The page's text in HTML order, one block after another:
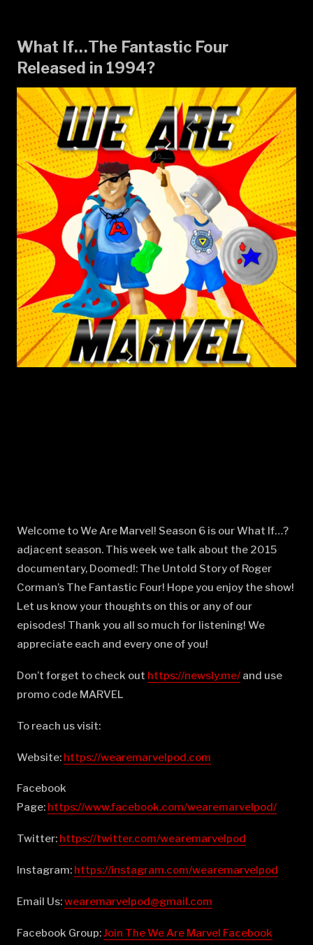
What If…The Fantastic Four
Released in 1994?
Welcome to We Are Marvel! Season 6 is our What If…?
adjacent season. This week we talk about the 2015
documentary, Doomed!: The Untold Story of Roger
Corman’s The Fantastic Four! Hope you enjoy the show!
Let us know your thoughts on this or any of our
episodes! Thank you all so much for listening! We
appreciate each and every one of you!
Don’t forget to check out ⁠⁠⁠⁠⁠⁠⁠⁠⁠⁠⁠⁠⁠⁠⁠⁠⁠⁠⁠⁠⁠⁠⁠⁠⁠⁠⁠⁠⁠⁠⁠⁠⁠⁠⁠⁠⁠⁠⁠⁠⁠⁠⁠⁠⁠⁠⁠⁠⁠⁠⁠⁠https://newsly.me/⁠⁠⁠⁠⁠⁠⁠⁠⁠⁠⁠⁠⁠⁠⁠⁠⁠⁠⁠⁠⁠⁠⁠⁠⁠⁠⁠⁠⁠⁠⁠⁠⁠⁠⁠⁠⁠⁠⁠⁠⁠⁠⁠⁠⁠⁠⁠⁠⁠⁠⁠⁠ and use
promo code MARVEL
To reach us visit:
Website: ⁠⁠⁠⁠⁠⁠⁠⁠⁠⁠⁠⁠⁠⁠⁠⁠⁠⁠⁠⁠⁠⁠⁠⁠⁠⁠⁠⁠⁠⁠⁠⁠⁠⁠⁠⁠⁠⁠⁠⁠⁠⁠⁠⁠⁠⁠⁠⁠⁠⁠⁠⁠https://wearemarvelpod.com⁠⁠⁠⁠⁠⁠⁠⁠⁠⁠⁠⁠⁠⁠⁠⁠⁠⁠⁠⁠⁠⁠⁠⁠⁠⁠⁠⁠⁠⁠⁠⁠⁠⁠⁠⁠⁠⁠⁠⁠⁠⁠⁠⁠⁠⁠⁠⁠⁠⁠⁠⁠
Facebook
Page: ⁠⁠⁠⁠⁠⁠⁠⁠⁠⁠⁠⁠⁠⁠⁠⁠⁠⁠⁠⁠⁠⁠⁠⁠⁠⁠⁠⁠⁠⁠⁠⁠⁠⁠⁠⁠⁠⁠⁠⁠⁠⁠⁠⁠⁠⁠⁠⁠⁠⁠⁠⁠https://www.facebook.com/wearemarvelpod/⁠⁠⁠⁠⁠⁠⁠⁠⁠⁠⁠⁠⁠⁠⁠⁠⁠⁠⁠⁠⁠⁠⁠⁠⁠⁠⁠⁠⁠⁠⁠⁠⁠⁠⁠⁠⁠⁠⁠⁠⁠⁠⁠⁠⁠⁠⁠⁠⁠⁠⁠⁠
Twitter: ⁠⁠⁠⁠⁠⁠⁠⁠⁠⁠⁠⁠⁠⁠⁠⁠⁠⁠⁠⁠⁠⁠⁠⁠⁠⁠⁠⁠⁠⁠⁠⁠⁠⁠⁠⁠⁠⁠⁠⁠⁠⁠⁠⁠⁠⁠⁠⁠⁠⁠⁠⁠https://twitter.com/wearemarvelpod⁠⁠⁠⁠⁠⁠⁠⁠⁠⁠⁠⁠⁠⁠⁠⁠⁠⁠⁠⁠⁠⁠⁠⁠⁠⁠⁠⁠⁠⁠⁠⁠⁠⁠⁠⁠⁠⁠⁠⁠⁠⁠⁠⁠⁠⁠⁠⁠⁠⁠⁠⁠
Instagram: ⁠⁠⁠⁠⁠⁠⁠⁠⁠⁠⁠⁠⁠⁠⁠⁠⁠⁠⁠⁠⁠⁠⁠⁠⁠⁠⁠⁠⁠⁠⁠⁠⁠⁠⁠⁠⁠⁠⁠⁠⁠⁠⁠⁠⁠⁠⁠⁠⁠⁠⁠⁠https://instagram.com/wearemarvelpod⁠⁠⁠⁠⁠⁠⁠⁠⁠⁠⁠⁠⁠⁠⁠⁠⁠⁠⁠⁠⁠⁠⁠⁠⁠⁠⁠⁠⁠⁠⁠⁠⁠⁠⁠⁠⁠⁠⁠⁠⁠⁠⁠⁠⁠⁠⁠⁠⁠⁠⁠⁠
Email Us:⁠⁠⁠⁠⁠⁠⁠⁠⁠⁠⁠⁠⁠⁠⁠⁠⁠⁠⁠⁠⁠⁠⁠⁠⁠⁠⁠⁠⁠⁠⁠⁠⁠⁠⁠⁠⁠⁠⁠⁠⁠⁠⁠⁠⁠⁠⁠⁠⁠⁠⁠⁠wearemarvelpod@gmail.com⁠⁠⁠⁠⁠⁠⁠⁠⁠⁠⁠⁠⁠⁠⁠⁠⁠⁠⁠⁠⁠⁠⁠⁠⁠⁠⁠⁠⁠⁠⁠⁠⁠⁠⁠⁠⁠⁠⁠⁠⁠⁠⁠⁠⁠⁠⁠⁠⁠⁠⁠⁠
Facebook Group:⁠⁠⁠⁠⁠⁠⁠⁠⁠⁠⁠⁠⁠⁠⁠⁠⁠⁠⁠⁠⁠⁠⁠⁠⁠⁠⁠⁠⁠⁠⁠⁠⁠⁠⁠⁠⁠⁠⁠⁠⁠⁠⁠⁠⁠⁠⁠⁠⁠⁠⁠⁠Join The We Are Marvel Facebook